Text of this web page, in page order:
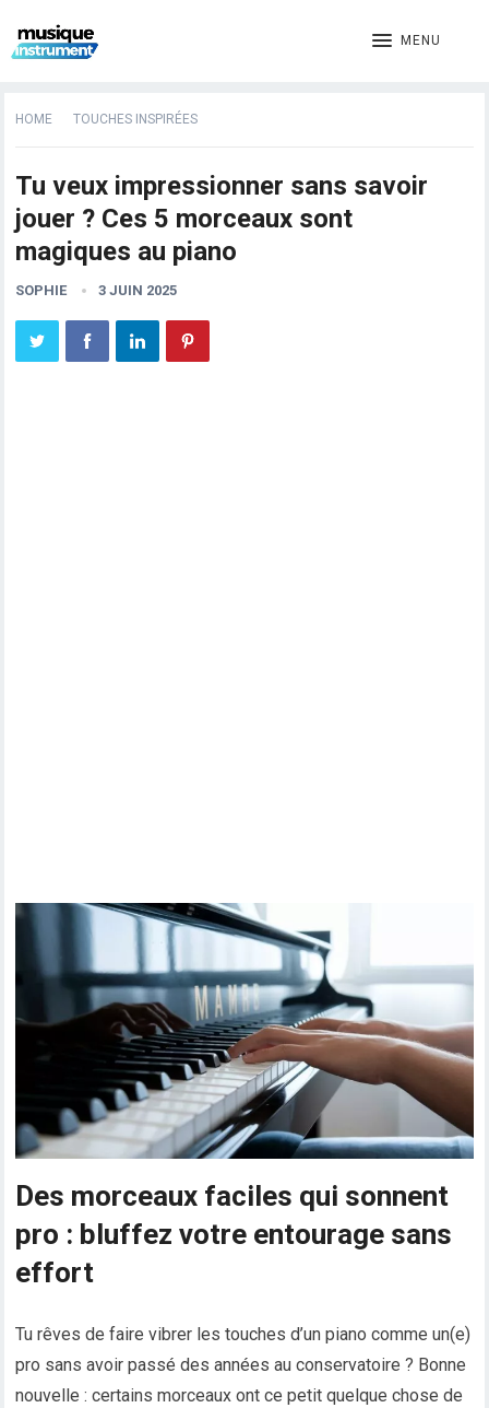
MENU
HOME TOUCHES INSPIRÉES
Tu veux impressionner sans savoir
jouer ? Ces 5 morceaux sont
magiques au piano
SOPHIE 3 JUIN 2025
Des morceaux faciles qui sonnent
pro : bluffez votre entourage sans
effort
Tu rêves de faire vibrer les touches d’un piano comme un(e)
pro sans avoir passé des années au conservatoire ? Bonne
nouvelle : certains morceaux ont ce petit quelque chose de